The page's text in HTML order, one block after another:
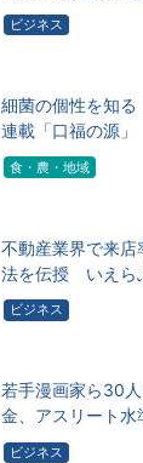
ビジネス
細菌の個性を知
連載「口福の源」
食・農・地域
不動産業界で来
法を伝授 いえら
ビジネス
若手漫画家ら30
金、アスリート
ビジネス